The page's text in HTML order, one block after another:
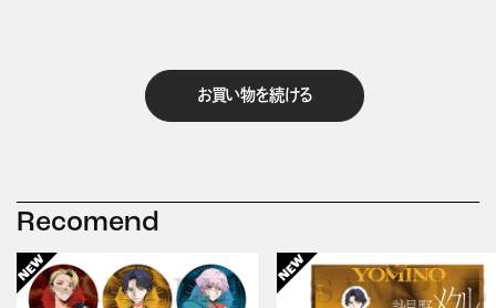
お買い物を続ける
Recomend